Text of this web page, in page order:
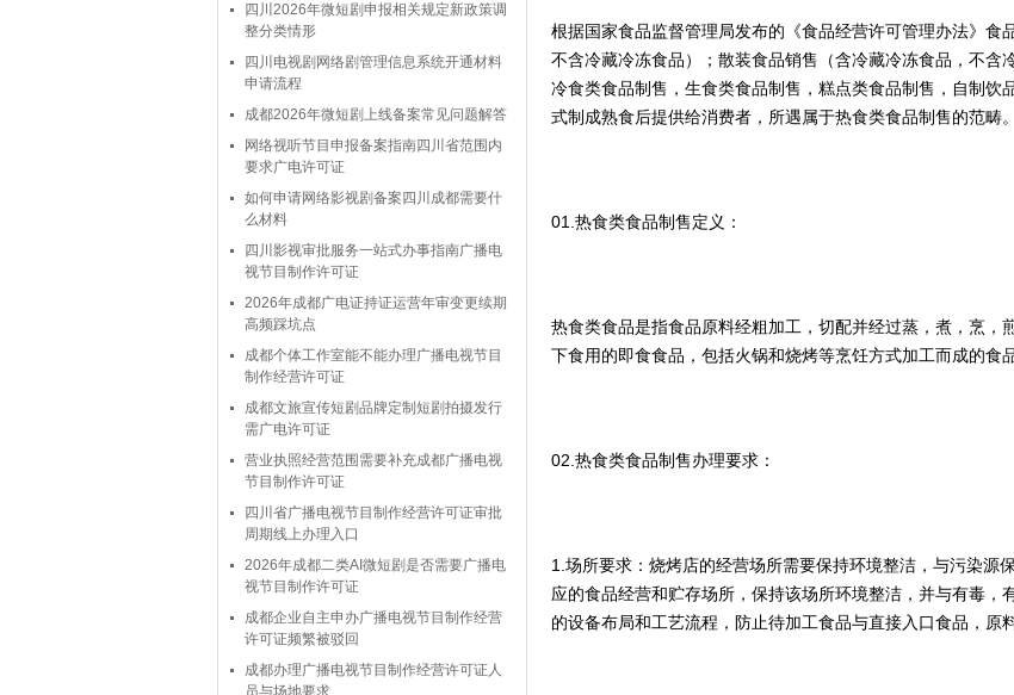
四川2026年微短剧申报相关规定新政策调
整分类情形
四川电视剧网络剧管理信息系统开通材料
申请流程
成都2026年微短剧上线备案常见问题解答
网络视听节目申报备案指南四川省范围内
要求广电许可证
如何申请网络影视剧备案四川成都需要什
么材料
四川影视审批服务一站式办事指南广播电
视节目制作许可证
2026年成都广电证持证运营年审变更续期
高频踩坑点
成都个体工作室能不能办理广播电视节目
制作经营许可证
成都文旅宣传短剧品牌定制短剧拍摄发行
需广电许可证
营业执照经营范围需要补充成都广播电视
节目制作许可证
四川省广播电视节目制作经营许可证审批
周期线上办理入口
2026年成都二类AI微短剧是否需要广播电
视节目制作许可证
成都企业自主申办广播电视节目制作经营
许可证频繁被驳回
成都办理广播电视节目制作经营许可证人
员与场地要求
根据国家食品监督管理局发布的《食品经营许可管理办法》食
不含冷藏冷冻食品）；散装食品销售（含冷藏冷冻食品，不含
冷食类食品制售，生食类食品制售，糕点类食品制售，自制
式制成熟食后提供给消费者，所遇属于热食类食品制售的范畴。
01.热食类食品制售定义：
热食类食品是指食品原料经粗加工，切配并经过蒸，煮，烹
下食用的即食食品，包括火锅和烧烤等烹饪方式加工而成的食品
02.热食类食品制售办理要求：
1.场所要求：烧烤店的经营场所需要保持环境整洁，与污染源
应的食品经营和贮存场所，保持该场所环境整洁，并与有毒
的设备布局和工艺流程，防止待加工食品与直接入口食品，原